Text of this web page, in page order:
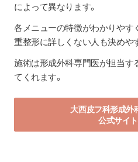
によって異なります。
各メニューの特徴がわかりやす
重整形に詳しくない人も決めや
施術は形成外科専門医が担当す
てくれます。
大西皮フ科形成外
公式サイ